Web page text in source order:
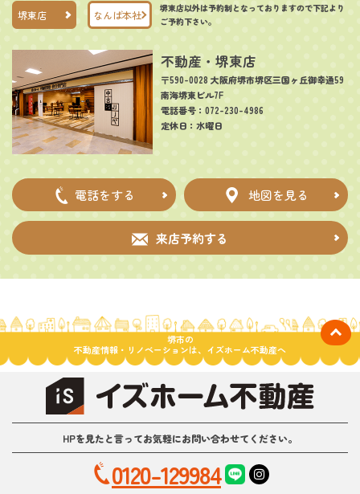
堺東店 なんば本社
堺東店以外は予約制となっておりますので下記より
ご予約下さい。
不動産・堺東店
〒590-0028 大阪府堺市堺区三国ヶ丘御幸通59
南海堺東ビル7F
電話番号：072-230-4986
定休日：水曜日
電話をする 地図を見る
来店予約する
堺市の
不動産情報・リノベーションは、イズホーム不動産へ
HPを見たと言ってお気軽にお問い合わせてください。
0120-129984